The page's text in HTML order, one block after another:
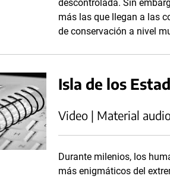
descontrolada. Sin
más las que llegan a las
de conservación a nivel
Isla de los
Video | Material
Durante milenios, los
más enigmáticos del